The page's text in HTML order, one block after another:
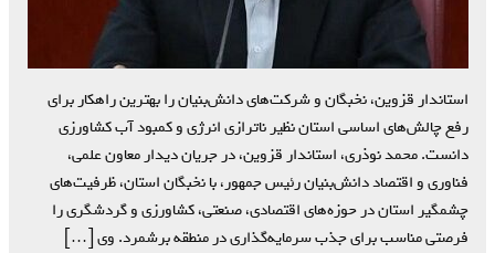
استاندار قزوین، نخبگان و شرکت‌های دانش‌بنیان را بهترین راهکار برای
رفع چالش‌های اساسی استان نظیر ناترازی انرژی و کمبود آب کشاورزی
دانست. محمد نوذری، استاندار قزوین، در جریان دیدار معاون علمی،
فناوری و اقتصاد دانش‌بنیان رئیس جمهور، با نخبگان استان، ظرفیت‌های
چشمگیر استان در حوزه‌های اقتصادی، صنعتی، کشاورزی و گردشگری را
فرصتی مناسب برای جذب سرمایه‌گذاری در منطقه برشمرد. وی […]